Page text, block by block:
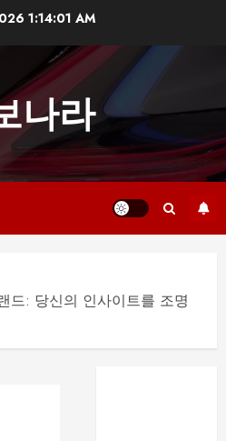
1:14:02 AM
나라
드: 당신의 인사이트를 조명